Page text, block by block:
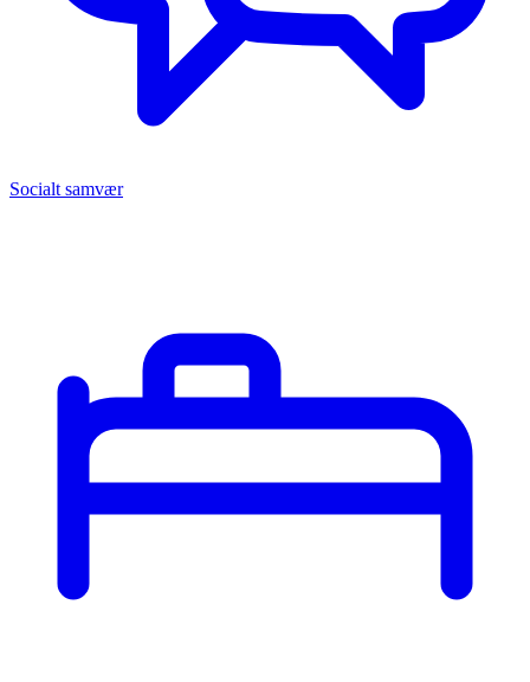
Socialt samvær